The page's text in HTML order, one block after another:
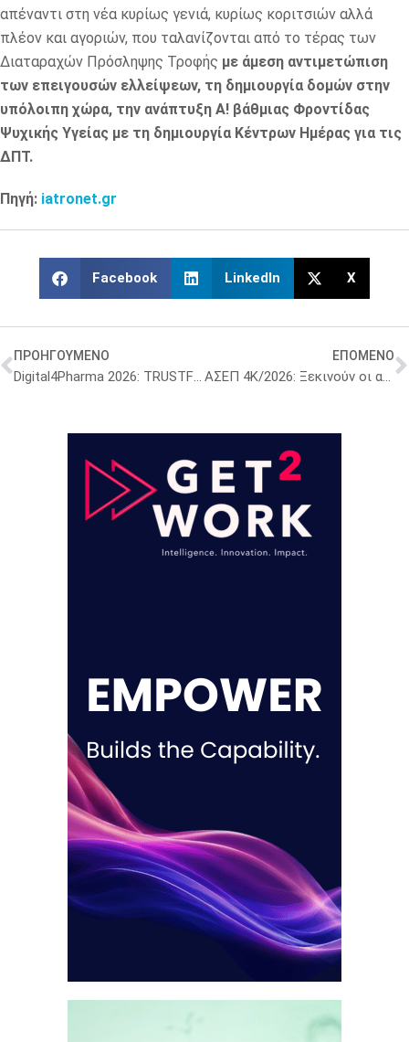
απέναντι στη νέα κυρίως γενιά, κυρίως κοριτσιών αλλά
πλέον και αγοριών, που ταλανίζονται από το τέρας των
Διαταραχών Πρόσληψης Τροφής με άμεση αντιμετώπιση
των επειγουσών ελλείψεων, τη δημιουργία δομών στην
υπόλοιπη χώρα, την ανάπτυξη Α! βάθμιας Φροντίδας
Ψυχικής Υγείας με τη δημιουργία Κέντρων Ημέρας για τις
ΔΠΤ.
Πηγή: iatronet.gr
Facebook LinkedIn X
ΠΡΟΗΓΟΥΜΕΝΟ
Digital4Pharma 2026: TRUSTFORMATION
ΕΠΟΜΕΝΟ
ΑΣΕΠ 4Κ/2026: Ξεκινούν οι αιτήσεις για 1.654 μόνιμες προσλήψεις στα νοσοκομεία – Πότε λήγει η προθεσμία